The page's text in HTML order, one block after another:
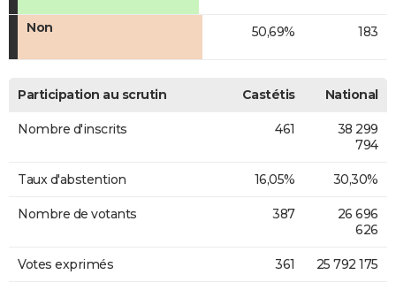
Non 50,69% 183
Participation au scrutin Castétis National
Nombre d'inscrits 461
38 299
794
Taux d'abstention 16,05% 30,30%
Nombre de votants 387
26 696
626
Votes exprimés 361 25 792 175